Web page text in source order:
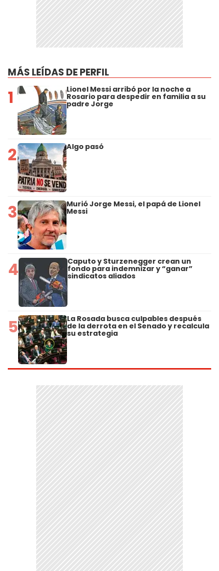
MÁS LEÍDAS DE PERFIL
1 Lionel Messi arribó por la noche a
Rosario para despedir en familia a su
padre Jorge
2 Algo pasó
3 Murió Jorge Messi, el papá de Lionel
Messi
4 Caputo y Sturzenegger crean un
fondo para indemnizar y “ganar”
sindicatos aliados
5 La Rosada busca culpables después
de la derrota en el Senado y recalcula
su estrategia